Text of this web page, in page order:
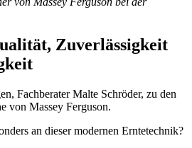
Zuverlässigkeit
Fachberater Malte Schröder, zu den
von Massey Ferguson.
an dieser modernen Erntetechnik?